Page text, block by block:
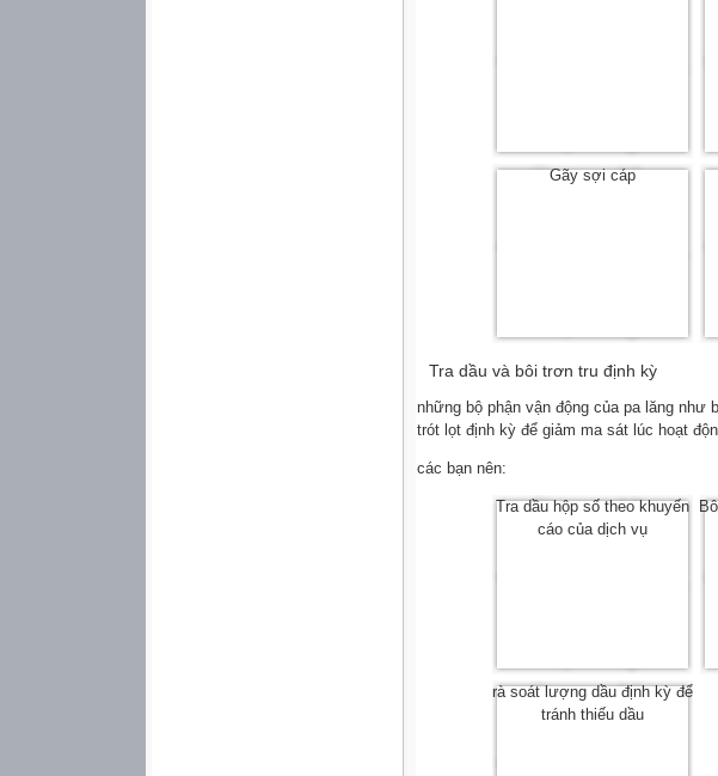
Gãy sợi cáp
Tra dầu và bôi trơn tru định kỳ
những bộ phận vận động của pa lăng
trót lọt định kỳ để giảm ma sát lúc hoạt
các bạn nên:
Tra dầu hộp số theo khuyến
cáo của dịch vụ
rà soát lượng dầu định kỳ để
tránh thiếu dầu